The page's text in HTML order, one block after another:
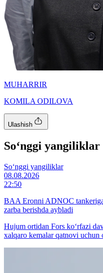
MUHARRIR
KOMILA ODILOVA
Ulashish
So‘nggi yangiliklar
So‘nggi yangiliklar
08.08.2026
22:50
BAA Eronni ADNOC
zarba berishda aybladi
Hujum ortidan Fors ko‘rfazi
xalqaro kemalar qatnovi uchun